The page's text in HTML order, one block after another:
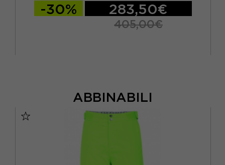
-30% 283,50€
405,00€
ABBINABILI